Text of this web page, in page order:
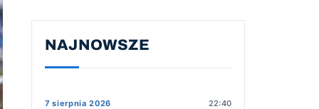
NAJNOWSZE
7 sierpnia 2026 22:40